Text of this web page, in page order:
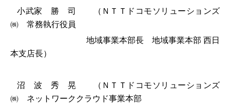
小武家 勝 司 （ＮＴＴドコモソリューションズ
㈱ 常務執行役員
地域事業本部長 地域事業本部 西日
本支店長）
沼 波 秀 晃 （ＮＴＴドコモソリューションズ
㈱ ネットワーククラウド事業本部